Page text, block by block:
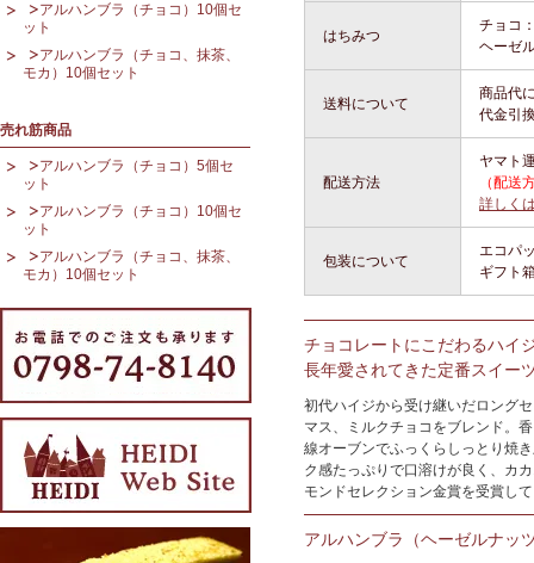
はちみつ
チョコ
ヘーゼ
送料について
商品代
代金引
配送方法
ヤマト
（配送
詳しく
包装について
エコパ
ギフト
チョコレートにこだわるハイ
長年愛されてきた定番スイー
初代ハイジから受け継いだロング
マス、ミルクチョコをブレンド。
線オーブンでふっくらしっとり焼
ク感たっぷりで口溶けが良く、カ
モンドセレクション金賞を受賞し
アルハンブラ（ヘーゼルナッ
アルハンブラ（チョコ）10個セ
ット
アルハンブラ（チョコ、抹茶、
モカ）10個セット
売れ筋商品
アルハンブラ（チョコ）5個セ
ット
アルハンブラ（チョコ）10個セ
ット
アルハンブラ（チョコ、抹茶、
モカ）10個セット